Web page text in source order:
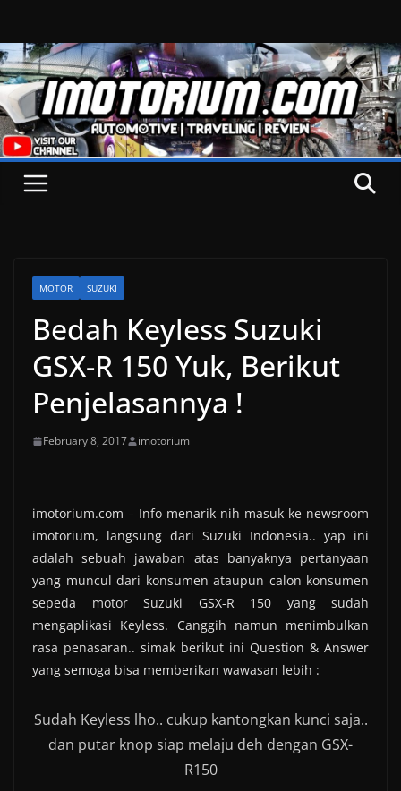
content
MOTOR SUZUKI
Bedah Keyless Suzuki
GSX-R 150 Yuk, Berikut
Penjelasannya !
February 8, 2017 imotorium
imotorium.com – Info menarik nih masuk ke newsroom
imotorium, langsung dari Suzuki Indonesia.. yap ini
adalah sebuah jawaban atas banyaknya pertanyaan
yang muncul dari konsumen ataupun calon konsumen
sepeda motor Suzuki GSX-R 150 yang sudah
mengaplikasi Keyless. Canggih namun menimbulkan
rasa penasaran.. simak berikut ini Question & Answer
yang semoga bisa memberikan wawasan lebih :
Sudah Keyless lho.. cukup kantongkan kunci saja..
dan putar knop siap melaju deh dengan GSX-
R150